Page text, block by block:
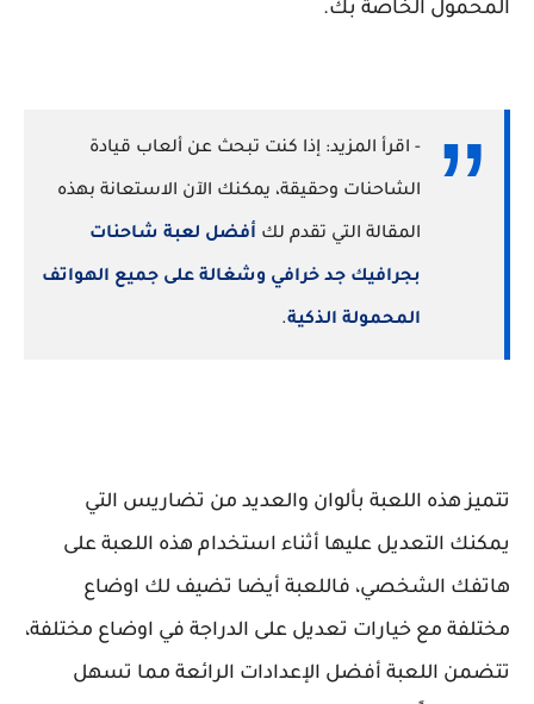
المحمول الخاصة بك.
- اقرأ المزيد: إذا كنت تبحث عن ألعاب قيادة
الشاحنات وحقيقة، يمكنك الآن الاستعانة بهذه
المقالة التي تقدم لك أفضل لعبة شاحنات
بجرافيك جد خرافي وشغالة على جميع الهواتف
المحمولة الذكية.
تتميز هذه اللعبة بألوان والعديد من تضاريس التي
يمكنك التعديل عليها أثناء استخدام هذه اللعبة على
هاتفك الشخصي، فاللعبة أيضا تضيف لك اوضاع
مختلفة مع خيارات تعديل على الدراجة في اوضاع مختلفة،
تتضمن اللعبة أفضل الإعدادات الرائعة مما تسهل